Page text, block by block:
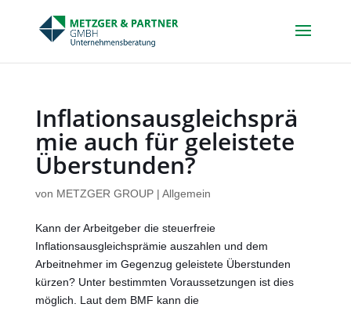
content
Inflationsausgleichsprä
mie auch für geleistete
Überstunden?
von METZGER GROUP| Allgemein
Kann der Arbeitgeber die steuerfreie
Inflationsausgleichsprämie auszahlen und dem
Arbeitnehmer im Gegenzug geleistete Überstunden
kürzen? Unter bestimmten Voraussetzungen ist dies
möglich. Laut dem BMF kann die